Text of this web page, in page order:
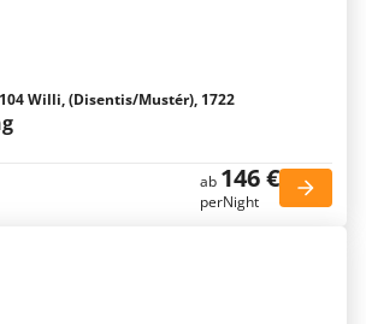
Willi, (Disentis/Mustér), 1722
ab 146 €
perNight